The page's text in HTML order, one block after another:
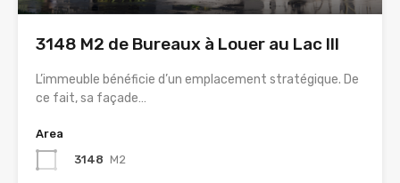
3148 M2 de Bureaux à Louer au Lac III
L’immeuble bénéficie d’un emplacement stratégique. De
ce fait, sa façade…
Area
3148 M2